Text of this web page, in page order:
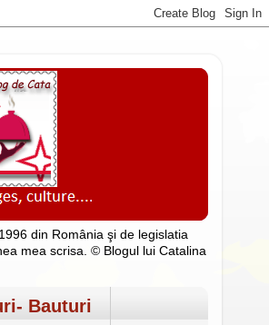
din România şi de legislatia
mea scrisa. © Blogul lui Catalina
Bauturi